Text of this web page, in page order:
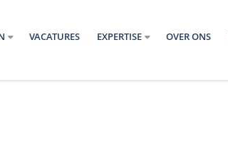
VACATURES EXPERTISE OVER ONS